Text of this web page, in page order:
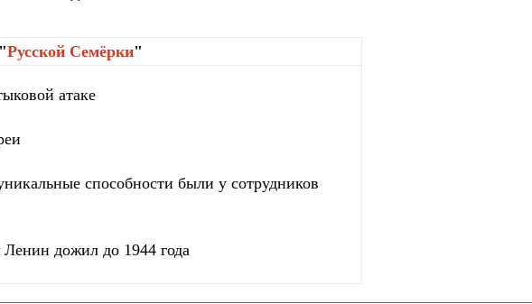
Русской Cемёрки"
атаке
способности были у сотрудников
дожил до 1944 года